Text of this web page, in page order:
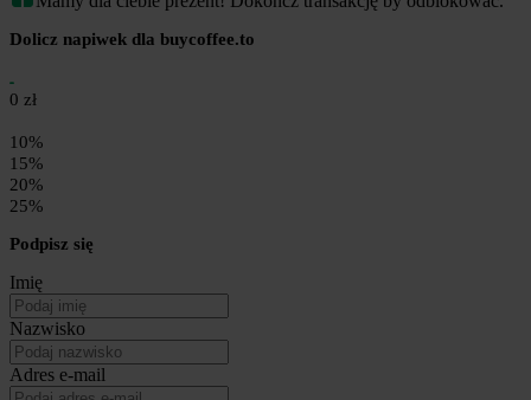
Dolicz napiwek dla buycoffee.to
0 zł
10%
15%
20%
25%
Podpisz się
Imię
Nazwisko
Adres e-mail